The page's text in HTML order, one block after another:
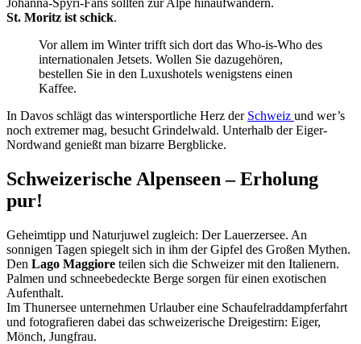
Johanna-Spyri-Fans sollten zur Alpe hinaufwandern.
St. Moritz ist schick.
Vor allem im Winter trifft sich dort das Who-is-Who des
internationalen Jetsets. Wollen Sie dazugehören,
bestellen Sie in den Luxushotels wenigstens einen
Kaffee.
In Davos schlägt das wintersportliche Herz der Schweiz und wer’s
noch extremer mag, besucht Grindelwald. Unterhalb der Eiger-
Nordwand genießt man bizarre Bergblicke.
Schweizerische Alpenseen – Erholung
pur!
Geheimtipp und Naturjuwel zugleich: Der Lauerzersee. An
sonnigen Tagen spiegelt sich in ihm der Gipfel des Großen Mythen.
Den Lago Maggiore teilen sich die Schweizer mit den Italienern.
Palmen und schneebedeckte Berge sorgen für einen exotischen
Aufenthalt.
Im Thunersee unternehmen Urlauber eine Schaufelraddampferfahrt
und fotografieren dabei das schweizerische Dreigestirn: Eiger,
Mönch, Jungfrau.